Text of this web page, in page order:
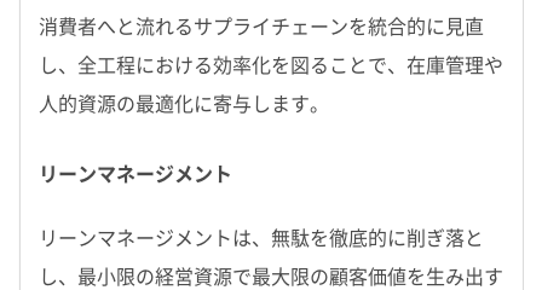
消費者へと流れるサプライチェーンを統合的に見直
し、全工程における効率化を図ることで、在庫管理や
人的資源の最適化に寄与します。
リーンマネージメント
リーンマネージメントは、無駄を徹底的に削ぎ落と
し、最小限の経営資源で最大限の顧客価値を生み出す